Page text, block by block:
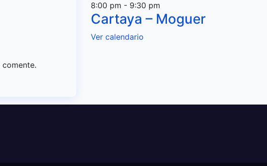
8:00 pm - 9:30 pm
Cartaya – Moguer
Ver calendario